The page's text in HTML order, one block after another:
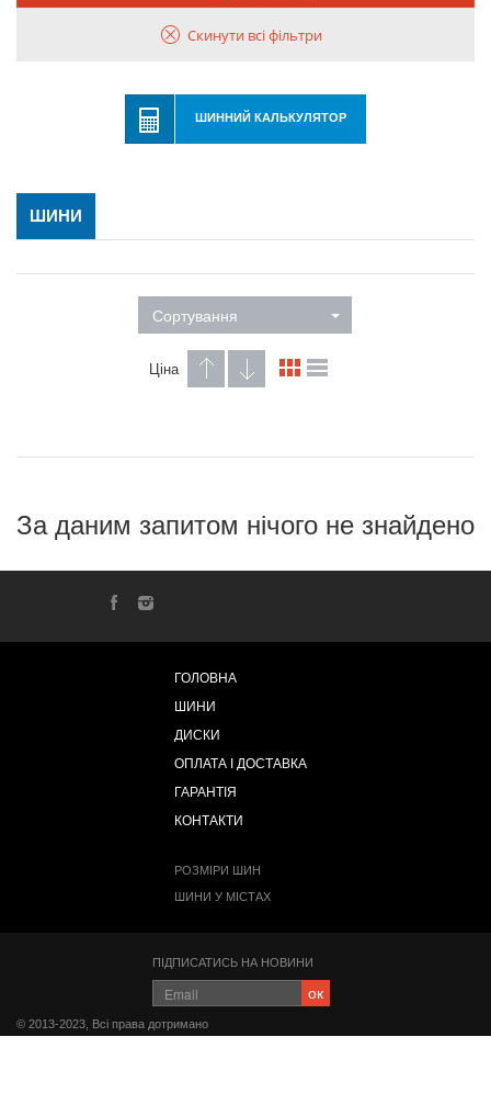
Скинути всі фільтри
ШИННИЙ КАЛЬКУЛЯТОР
ШИНИ
Сортування
Ціна
За даним запитом нічого не знайдено
ГОЛОВНА
ШИНИ
ДИСКИ
ОПЛАТА І ДОСТАВКА
ГАРАНТІЯ
КОНТАКТИ
РОЗМІРИ ШИН
ШИНИ У МІСТАХ
ПІДПИСАТИСЬ НА НОВИНИ
ок
© 2013-2023, Всі права дотримано